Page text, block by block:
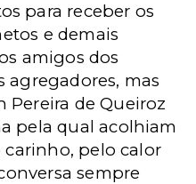
para receber os
e demais
amigos dos
agregadores, mas
Pereira de Queiroz
pela qual acolhiam
pelo calor
sempre